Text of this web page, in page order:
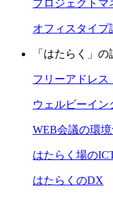
プロジェクトマ
オフィスタイプ
「はたらく」
フリーアドレス
ウェルビーイン
WEB会議の環境
はたらく場の
はたらくのDX